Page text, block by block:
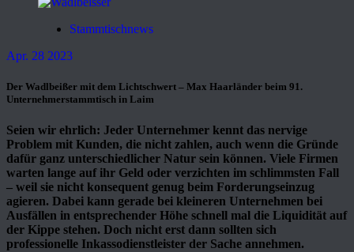
Stammtischnews
Apr. 28 2023
Der Wadlbeißer mit dem Lichtschwert – Max Haarländer beim 91.
Unternehmerstammtisch in Laim
Seien wir ehrlich: Jeder Unternehmer kennt das nervige
Problem mit Kunden, die nicht zahlen, auch wenn die Gründe
dafür ganz unterschiedlicher Natur sein können. Viele Firmen
warten lange auf ihr Geld oder verzichten im schlimmsten Fall
– weil sie nicht konsequent genug beim Forderungseinzug
agieren. Dabei kann gerade bei kleineren Unternehmen bei
Ausfällen in entsprechender Höhe schnell mal die Liquidität auf
der Kippe stehen. Doch nicht erst dann sollten sich
professionelle Inkassodienstleister der Sache annehmen.